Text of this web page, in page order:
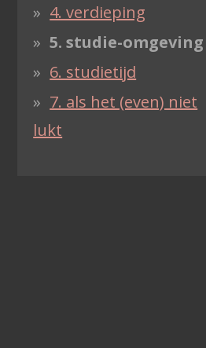
4. verdieping
5. studie-omgeving
6. studietijd
7. als het (even) niet
lukt